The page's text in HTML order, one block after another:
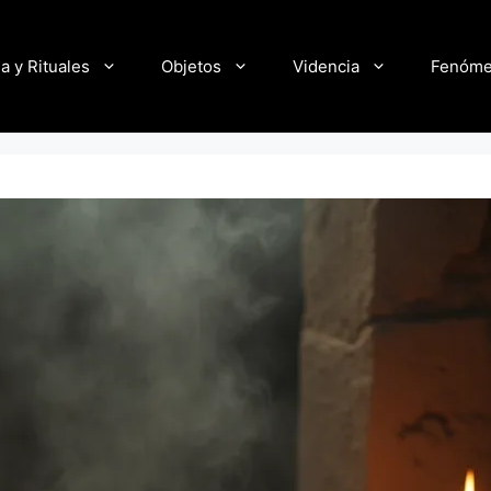
y Rituales Objetos Videncia